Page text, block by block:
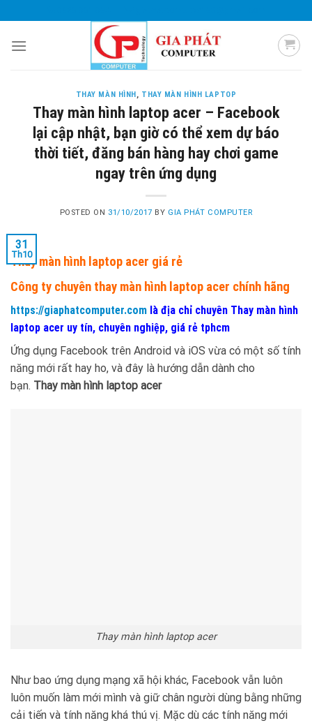
to
content
THAY MÀN HÌNH, THAY MÀN HÌNH LAPTOP
Thay màn hình laptop acer – Facebook
lại cập nhật, bạn giờ có thể xem dự báo
thời tiết, đăng bán hàng hay chơi game
ngay trên ứng dụng
POSTED ON 31/10/2017 BY GIA PHÁT COMPUTER
31
Th10
Thay màn hình laptop acer giá rẻ
Công ty chuyên thay màn hình laptop acer chính hãng
https://giaphatcomputer.com là địa chỉ chuyên Thay màn hình
laptop acer uy tín, chuyên nghiệp, giá rẻ tphcm
Ứng dụng Facebook trên Android và iOS vừa có một số tính
năng mới rất hay ho, và đây là hướng dẫn dành cho
bạn. Thay màn hình laptop acer
Thay màn hình laptop acer
Như bao ứng dụng mạng xã hội khác, Facebook vẫn luôn
luôn muốn làm mới mình và giữ chân người dùng bằng những
cải tiến và tính năng khá thú vị. Mặc dù các tính năng mới